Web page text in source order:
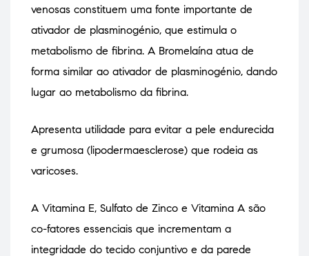
venosas constituem uma fonte importante de
ativador de plasminogénio, que estimula o
metabolismo de fibrina. A Bromelaína atua de
forma similar ao ativador de plasminogénio, dando
lugar ao metabolismo da fibrina.
Apresenta utilidade para evitar a pele endurecida
e grumosa (lipodermaesclerose) que rodeia as
varicoses.
A Vitamina E, Sulfato de Zinco e Vitamina A são
co-fatores essenciais que incrementam a
integridade do tecido conjuntivo e da parede